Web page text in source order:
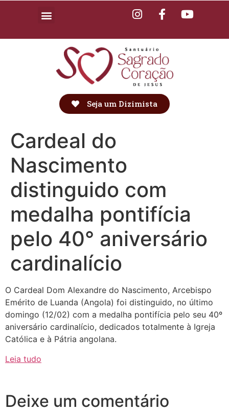
Seja um Dizimista
Cardeal do
Nascimento
distinguido com
medalha pontifícia
pelo 40° aniversário
cardinalício
O Cardeal Dom Alexandre do Nascimento, Arcebispo
Emérito de Luanda (Angola) foi distinguido, no último
domingo (12/02) com a medalha pontifícia pelo seu 40º
aniversário cardinalício, dedicados totalmente à Igreja
Católica e à Pátria angolana.
Leia tudo
Deixe um comentário